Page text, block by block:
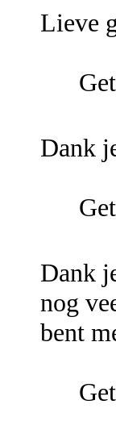
Lieve
Dank
Dank
nog
bent